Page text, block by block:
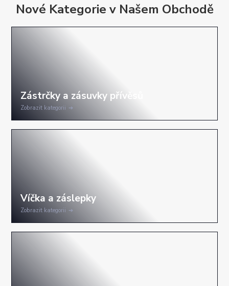
Nové Kategorie v Našem Obchodě
Zobrazit kategorii
Zobrazit kategorii